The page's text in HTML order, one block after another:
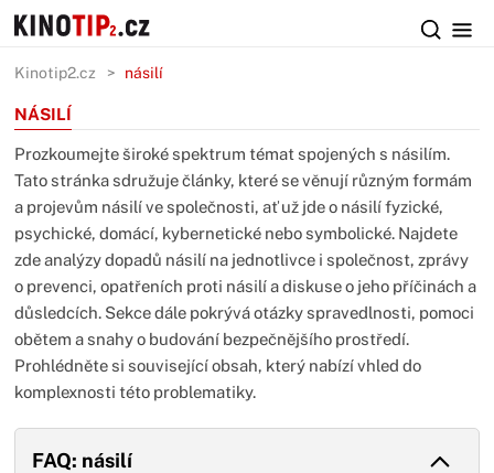
Kinotip2.cz násilí
NÁSILÍ
Prozkoumejte široké spektrum témat spojených s násilím.
Tato stránka sdružuje články, které se věnují různým formám
a projevům násilí ve společnosti, ať už jde o násilí fyzické,
psychické, domácí, kybernetické nebo symbolické. Najdete
zde analýzy dopadů násilí na jednotlivce i společnost, zprávy
o prevenci, opatřeních proti násilí a diskuse o jeho příčinách a
důsledcích. Sekce dále pokrývá otázky spravedlnosti, pomoci
obětem a snahy o budování bezpečnějšího prostředí.
Prohlédněte si související obsah, který nabízí vhled do
komplexnosti této problematiky.
FAQ: násilí